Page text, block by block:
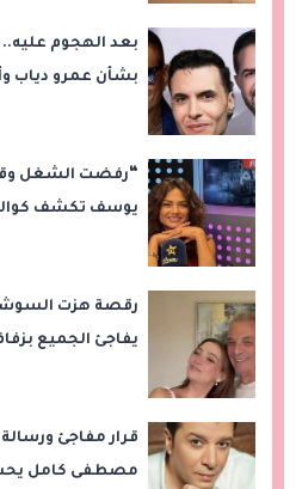
بعد الهجوم
بشأن عمرو دياب
“رفضت الشغل
يوسف تكشف
رقصة هزت
يفاجئ الجميع
قرار مفاجئ
مصطفى كامل